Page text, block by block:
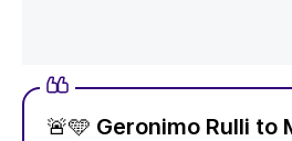
🚨🩵 Geronimo Rulli to